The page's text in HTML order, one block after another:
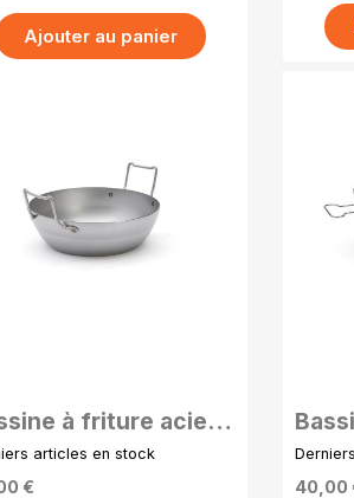
Ajouter au panier
à friture acier
bombée avec 2
renforcées
articles en stock
€
acier
40,00